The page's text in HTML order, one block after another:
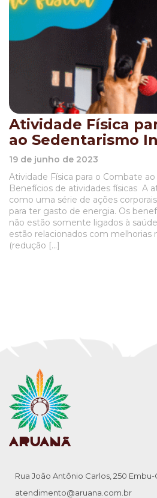
Atividade Física
ao Sedentarismo
19 de junho de 2023
Atividade Física para o Combate
Benefícios de atividades físicas A
como uma série de ações
para ter gasto de energia. Os
não estão somente ligados à
estão relacionados com melhorias
(redução […]
Rua João Antônio Carlos, 250 Embu-
atendimento@aruana.com.br